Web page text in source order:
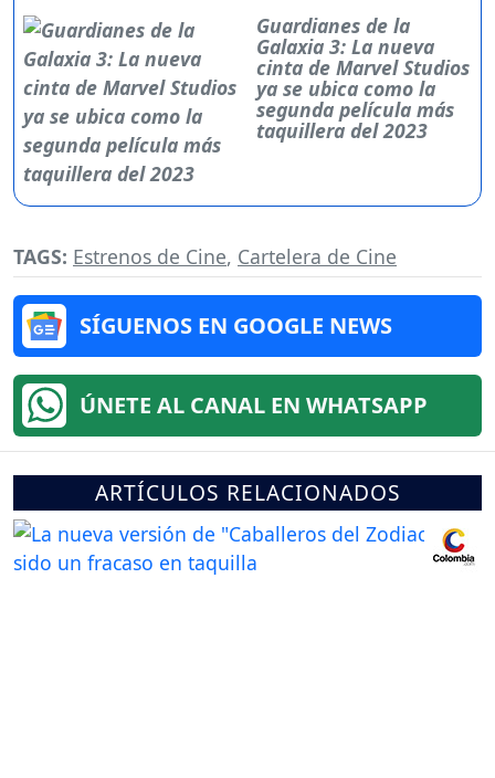
Guardianes de la
Galaxia 3: La nueva
cinta de Marvel Studios
ya se ubica como la
segunda película más
taquillera del 2023
TAGS: Estrenos de Cine, Cartelera de Cine
SÍGUENOS EN GOOGLE NEWS
ÚNETE AL CANAL EN WHATSAPP
ARTÍCULOS RELACIONADOS